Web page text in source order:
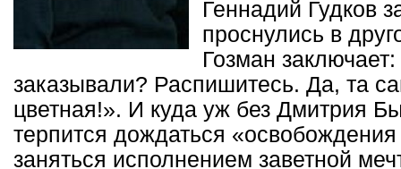
Геннадий Гудков
проснулись в
Гозман
заказывали? Распишитесь. Да, та
цветная!». И куда уж без Дмитрия
терпится дождаться
заняться исполнением заветной